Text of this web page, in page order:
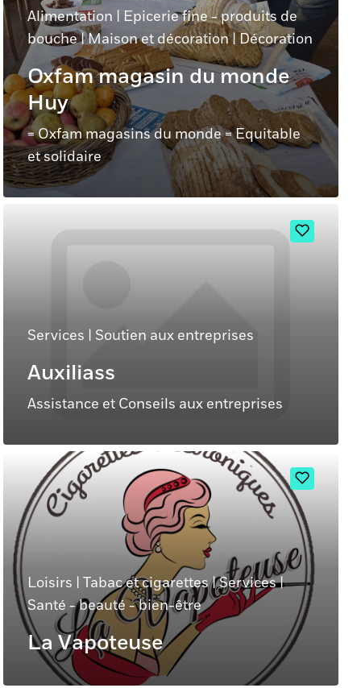
Alimentation | Epicerie fine - produits de
bouche|Maison et décoration|Décoration
Oxfam magasin du monde
Huy
= Oxfam magasins du monde = Equitable
et solidaire
Services | Soutien aux entreprises
Auxiliass
Assistance et Conseils aux entreprises
Loisirs | Tabac et cigarettes|Services|
Santé - beauté - bien-être
La Vapoteuse